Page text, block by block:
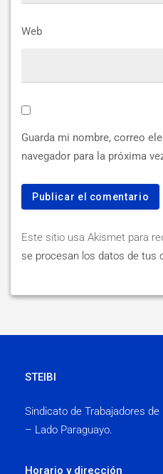
Web
Guarda mi nombre, correo
navegador para la próxima
Este sitio usa Akismet para
se procesan los datos de tus
STEIBI
Sindicato de Trabajadores
– Lado Paraguayo.
Horario y dirección